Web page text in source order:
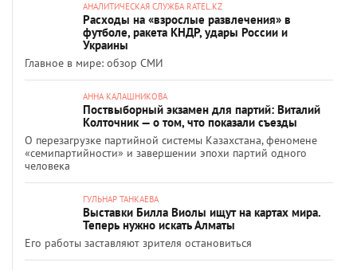
АНАЛИТИЧЕСКАЯ СЛУЖБА RATEL.KZ
Расходы на «взрослые развлечения» в
футболе, ракета КНДР, удары России и
Украины
Главное в мире: обзор СМИ
АННА КАЛАШНИКОВА
Поствыборный экзамен для партий: Виталий
Колточник — о том, что показали съезды
О перезагрузке партийной системы Казахстана, феномене
«семипартийности» и завершении эпохи партий одного
человека
ГУЛЬНАР ТАНКАЕВА
Выставки Билла Виолы ищут на картах мира.
Теперь нужно искать Алматы
Его работы заставляют зрителя остановиться